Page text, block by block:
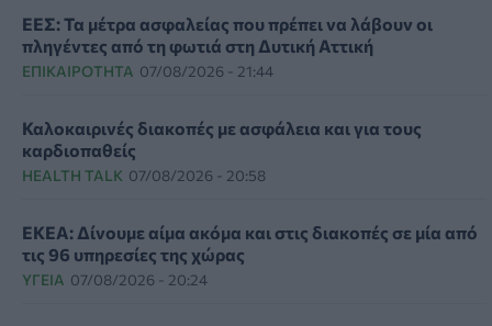
ΕΕΣ: Τα μέτρα ασφαλείας που πρέπει να λάβουν οι
πληγέντες από τη φωτιά στη Δυτική Αττική
ΕΠΙΚΑΙΡΌΤΗΤΑ 07/08/2026 - 21:44
Καλοκαιρινές διακοπές με ασφάλεια και για τους
καρδιοπαθείς
HEALTH TALK 07/08/2026 - 20:58
ΕΚΕΑ: Δίνουμε αίμα ακόμα και στις διακοπές σε μία από
τις 96 υπηρεσίες της χώρας
ΥΓΕΊΑ 07/08/2026 - 20:24